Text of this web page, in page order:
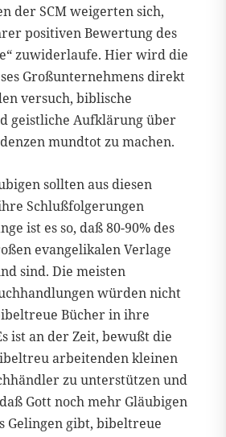
der SCM weigerten sich,
positiven Bewertung des
zuwiderlaufe. Hier wird die
Großunternehmens direkt
versuch, biblische
geistliche Aufklärung über
mundtot zu machen.
sollten aus diesen
Schlußfolgerungen
ist es so, daß 80-90% des
evangelikalen Verlage
sind. Die meisten
würden nicht
Bücher in ihre
ist an der Zeit, bewußt die
arbeitenden kleinen
zu unterstützen und
Gott noch mehr Gläubigen
Gelingen gibt, bibeltreue